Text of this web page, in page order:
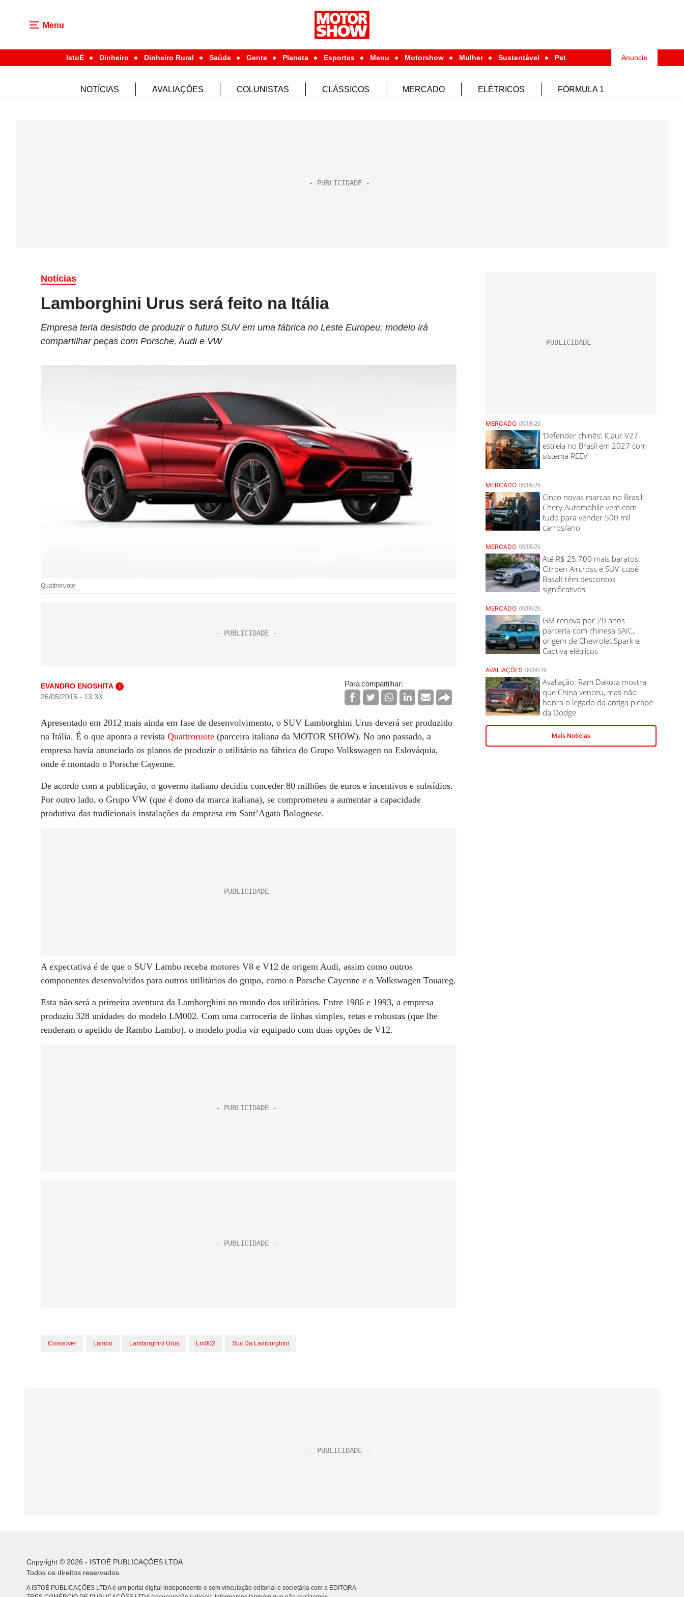
Menu
IstoÉ Dinheiro Dinheiro Rural Saúde Gente Planeta Esportes Menu Motorshow Mulher Sustentável Pet Anuncie
NOTÍCIAS AVALIAÇÕES COLUNISTAS CLÁSSICOS MERCADO ELÉTRICOS FÓRMULA 1
Notícias
Lamborghini Urus será feito na Itália
Empresa teria desistido de produzir o futuro SUV em uma fábrica no Leste Europeu; modelo irá
compartilhar peças com Porsche, Audi e VW
Quattroruote
EVANDRO ENOSHITA i
26/05/2015 - 13:33
Para compartilhar:
Apresentado em 2012 mais ainda em fase de desenvolvimento, o SUV Lamborghini Urus deverá ser produzido
na Itália. É o que aponta a revista Quattroruote (parceira italiana da MOTOR SHOW). No ano passado, a
empresa havia anunciado os planos de produzir o utilitário na fábrica do Grupo Volkswagen na Eslováquia,
onde é montado o Porsche Cayenne.
De acordo com a publicação, o governo italiano decidiu conceder 80 milhões de euros e incentivos e subsídios.
Por outro lado, o Grupo VW (que é dono da marca italiana), se comprometeu a aumentar a capacidade
produtiva das tradicionais instalações da empresa em Sant’Agata Bolognese.
A expectativa é de que o SUV Lambo receba motores V8 e V12 de origem Audi, assim como outros
componentes desenvolvidos para outros utilitários do grupo, como o Porsche Cayenne e o Volkswagen Touareg.
Esta não será a primeira aventura da Lamborghini no mundo dos utilitários. Entre 1986 e 1993, a empresa
produziu 328 unidades do modelo LM002. Com uma carroceria de linhas simples, retas e robustas (que lhe
renderam o apelido de Rambo Lambo), o modelo podia vir equipado com duas opções de V12.
Crossover Lambo Lamborghini Urus Lm002 Suv Da Lamborghini
Copyright © 2026 - ISTOÉ PUBLICAÇÕES LTDA
Todos os direitos reservados.
A ISTOÉ PUBLICAÇÕES LTDA é um portal digital independente e sem vinculação editorial e societária com a EDITORA